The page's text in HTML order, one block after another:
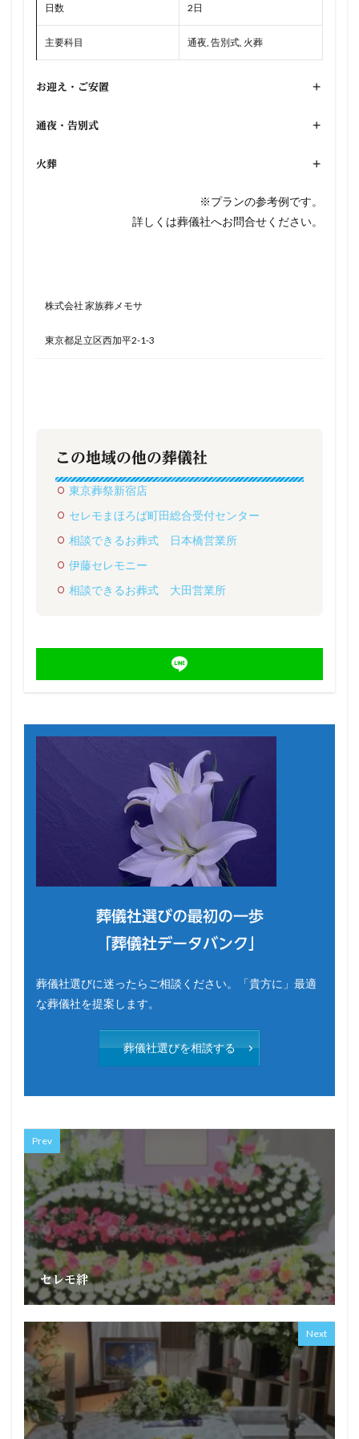
日数 2日
主要科目 通夜, 告別式, 火葬
お迎え・ご安置 +
通夜・告別式 +
火葬 +
※プランの参考例です。
詳しくは葬儀社へお問合せください。
株式会社 家族葬メモサ
東京都足立区西加平2-1-3
この地域の他の葬儀社
東京葬祭新宿店
セレモまほろば町田総合受付センター
相談できるお葬式 日本橋営業所
伊藤セレモニー
相談できるお葬式 大田営業所
葬儀社選びの最初の一歩
「葬儀社データバンク」
葬儀社選びに迷ったらご相談ください。「貴方に」最適
な葬儀社を提案します。
葬儀社選びを相談する
Prev
セレモ絆
Next